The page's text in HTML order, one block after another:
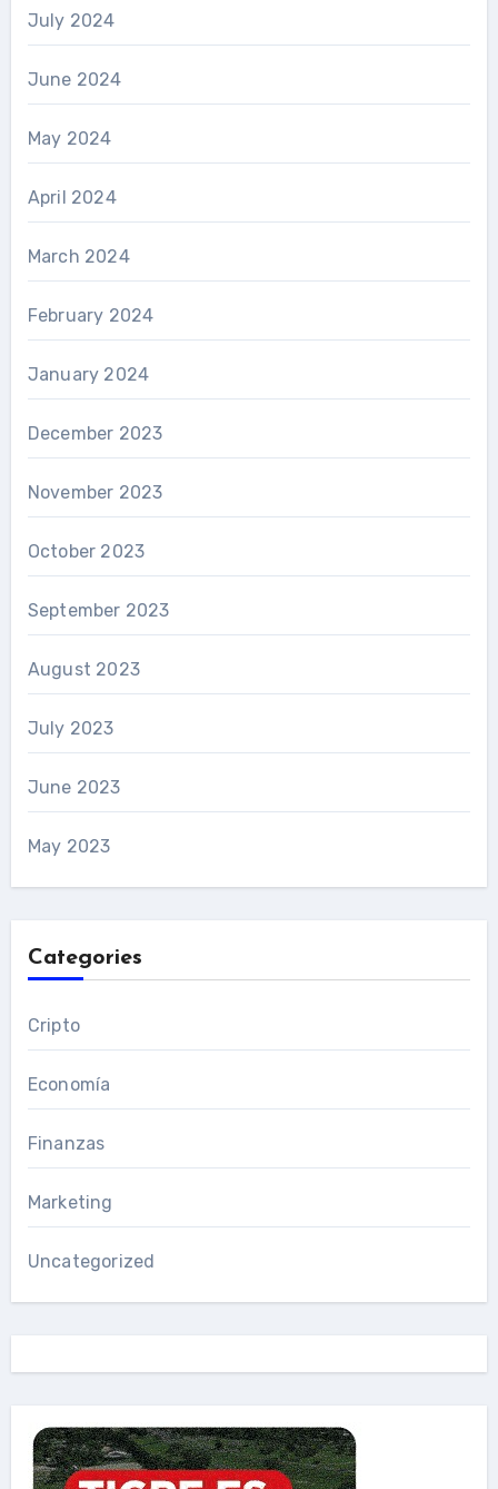
July 2024
June 2024
May 2024
April 2024
March 2024
February 2024
January 2024
December 2023
November 2023
October 2023
September 2023
August 2023
July 2023
June 2023
May 2023
Categories
Cripto
Economía
Finanzas
Marketing
Uncategorized